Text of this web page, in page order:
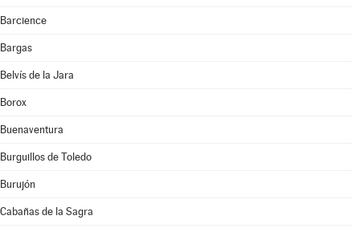
Barcience
Bargas
Belvís de la Jara
Borox
Buenaventura
Burguillos de Toledo
Burujón
Cabañas de la Sagra